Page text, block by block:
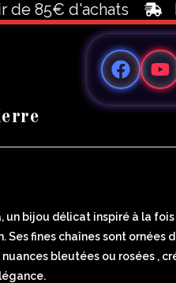
d'achats
un bijou délicat inspiré à la
Ses fines chaînes sont ornées
bleutées ou rosées ,